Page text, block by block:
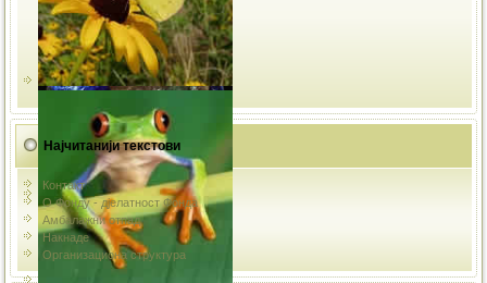
Најчитанији текстови
Контакт
О Фонду - дјелатност Фонда
Амбалажни отпад
Накнаде
Организациона структура